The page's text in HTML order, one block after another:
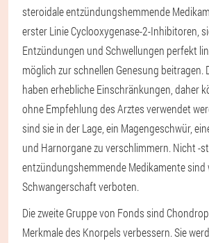
steroidale entzündungshemmende
erster Linie Cyclooxygenase-2-Inhibitoren,
Entzündungen und Schwellungen perfekt
möglich zur schnellen Genesung beitragen.
haben erhebliche Einschränkungen, daher
ohne Empfehlung des Arztes verwendet
sind sie in der Lage, ein Magengeschwür,
und Harnorgane zu verschlimmern. Nicht -
entzündungshemmende Medikamente sind
Schwangerschaft verboten.
Die zweite Gruppe von Fonds sind
Merkmale des Knorpels verbessern. Sie